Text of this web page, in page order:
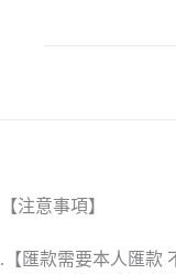
【注意事項】
.【匯款需要本人匯款